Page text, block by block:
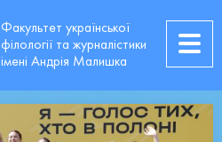
Факультет української
філології та журналістики
імені Андрія Малишка